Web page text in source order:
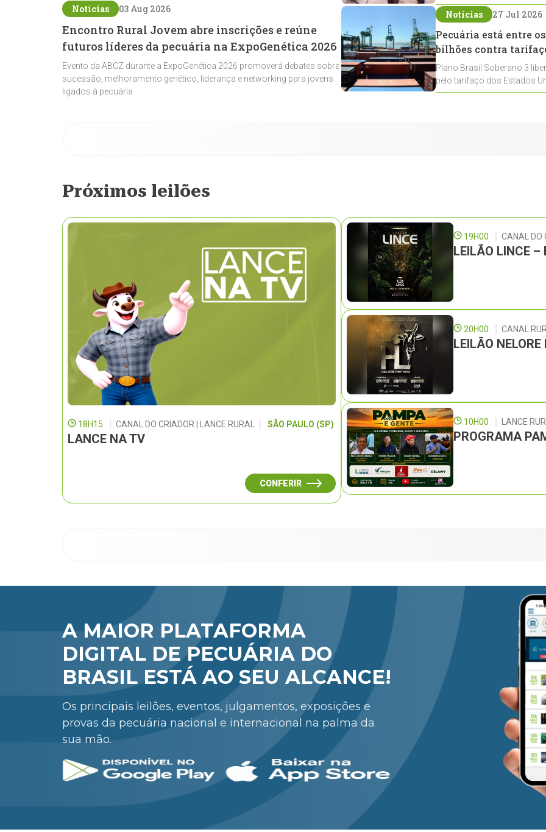
Notícias 03 Aug 2026
Encontro Rural Jovem abre inscrições e reúne
futuros líderes da pecuária na ExpoGenética 2026
Evento da ABCZ durante a ExpoGenética 2026 promoverá debates sobre
sucessão, melhoramento genético, liderança e networking para jovens
ligados à pecuária
Crioulos voltados ao laço
Notícias 27 Jul 2026
Pecuária está entre
bilhões contra
Plano Brasil Soberano 3
pelo tarifaço dos Estados
contemplados
Próximos leilões
18H15 CANAL DO CRIADOR | LANCE RURAL SÃO PAULO (SP)
LANCE NA TV
CONFERIR
19H00 CANAL DO
LEILÃO LINCE –
20H00 CANAL
LEILÃO
10H00 LANCE
PROGRAMA
A MAIOR PLATAFORMA
DIGITAL DE PECUÁRIA DO
BRASIL ESTÁ AO SEU ALCANCE!
Os principais leilões, eventos, julgamentos, exposições e
provas da pecuária nacional e internacional na palma da
sua mão.